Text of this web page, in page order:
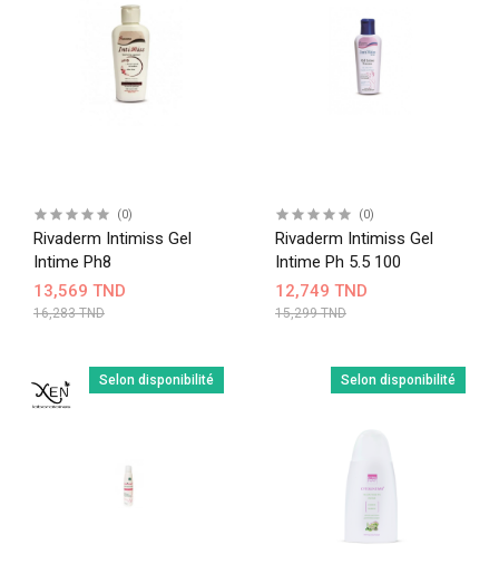
(0)
Rivaderm Intimiss Gel
Intime Ph8
13,569 TND
16,283 TND
(0)
Rivaderm Intimiss Gel
Intime Ph 5.5 100
12,749 TND
15,299 TND
Selon disponibilité Selon disponibilité